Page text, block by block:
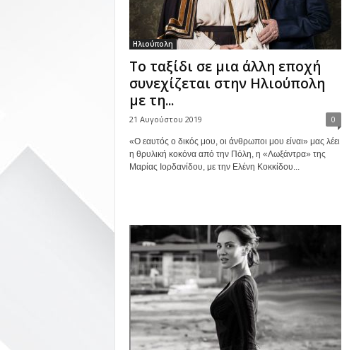
Ηλιούπολη
Το ταξίδι σε μια άλλη εποχή
συνεχίζεται στην Ηλιούπολη
με τη...
21 Αυγούστου 2019 0
«Ο εαυτός ο δικός μου, οι άνθρωποι μου είναι» μας λέει
η θρυλική κοκόνα από την Πόλη, η «Λωξάντρα» της
Μαρίας Ιορδανίδου, με την Ελένη Κοκκίδου...